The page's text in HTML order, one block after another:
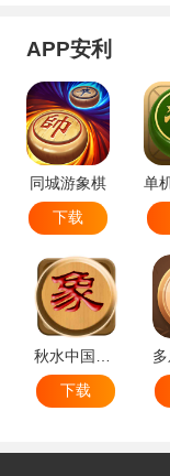
APP安利
同城游象棋
下载
秋水中国象棋
下载